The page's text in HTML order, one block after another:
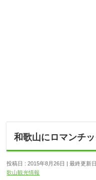
和歌山にロマンチ
投稿日 : 2015年8月26日 最終更新
歌山観光情報